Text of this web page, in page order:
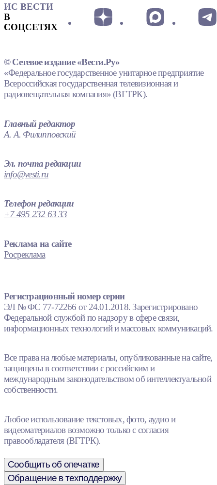
ИС ВЕСТИ
В
СОЦСЕТЯХ
© Сетевое издание «Вести.Ру»
«Федеральное государственное унитарное предприятие
Всероссийская государственная телевизионная и
радиовещательная компания» (ВГТРК).
Главный редактор
А. А. Филипповский
Эл. почта редакции
info@vesti.ru
Телефон редакции
+7 495 232 63 33
Реклама на сайте
Росреклама
Регистрационный номер серии
ЭЛ № ФС 77-72266 от 24.01.2018. Зарегистрировано
Федеральной службой по надзору в сфере связи,
информационных технологий и массовых коммуникаций.
Все права на любые материалы, опубликованные на сайте,
защищены в соответствии с российским и
международным законодательством об интеллектуальной
собственности.
Любое использование текстовых, фото, аудио и
видеоматериалов возможно только с согласия
правообладателя (ВГТРК).
Сообщить об опечатке
Обращение в техподдержку